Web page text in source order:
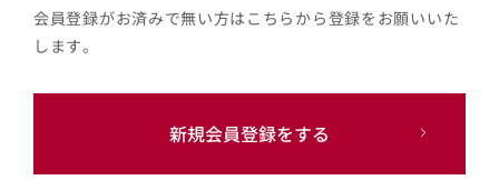
会員登録がお済みで無い方はこちらから登録をお願いいた
します。
新規会員登録をする